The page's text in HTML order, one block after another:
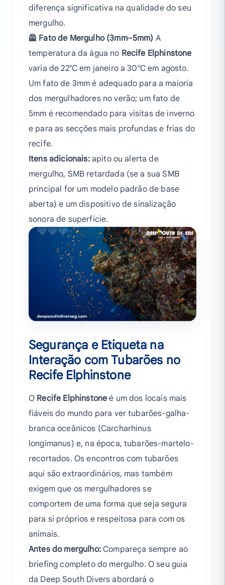
diferença significativa na qualidade do seu
mergulho.
🦺 Fato de Mergulho (3mm–5mm) A
temperatura da água no Recife Elphinstone
varia de 22°C em janeiro a 30°C em agosto.
Um fato de 3mm é adequado para a maioria
dos mergulhadores no verão; um fato de
5mm é recomendado para visitas de inverno
e para as secções mais profundas e frias do
recife.
Itens adicionais:apito ou alerta de
mergulho, SMB retardada (se a sua SMB
principal for um modelo padrão de base
aberta) e um dispositivo de sinalização
sonora de superfície.
Segurança e Etiqueta na
Interação com Tubarões no
Recife Elphinstone
O Recife Elphinstone é um dos locais mais
fiáveis do mundo para ver tubarões-galha-
branca oceânicos (Carcharhinus
longimanus) e, na época, tubarões-martelo-
recortados. Os encontros com tubarões
aqui são extraordinários, mas também
exigem que os mergulhadores se
comportem de uma forma que seja segura
para si próprios e respeitosa para com os
animais.
Antes do mergulho:Compareça sempre ao
briefing completo do mergulho. O seu guia
da Deep South Divers abordará o